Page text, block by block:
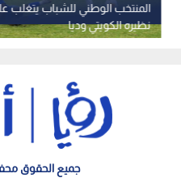
المنتخب الوطني للشباب يتغلب
نظيره الكويتي وديا
جميع الحقوق